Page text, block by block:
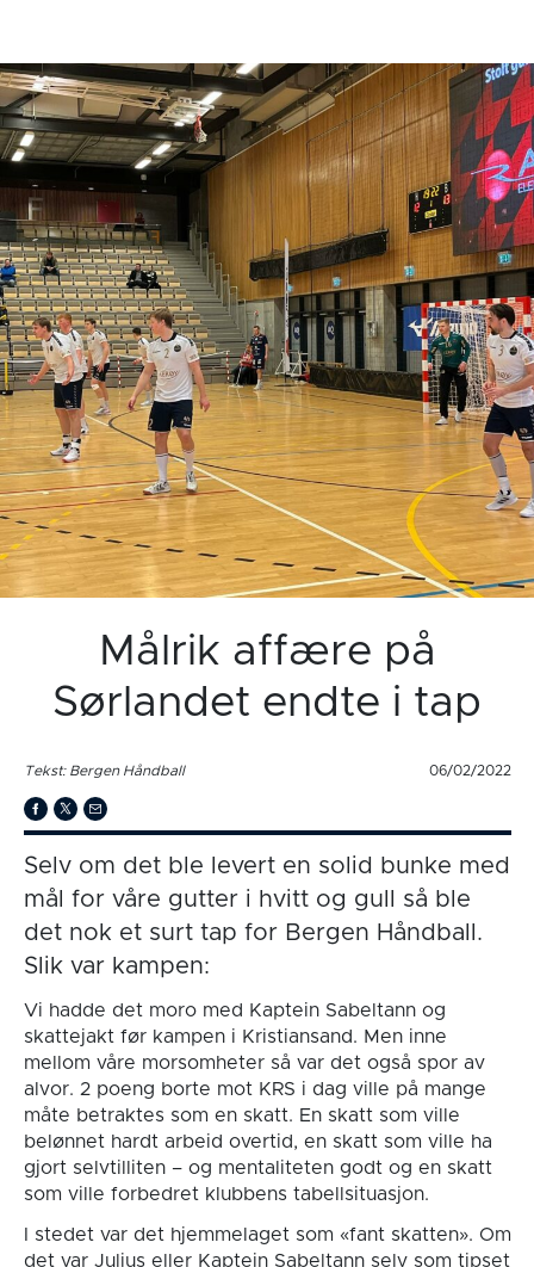
Målrik affære på
Sørlandet endte i tap
Tekst: Bergen Håndball 06/02/2022
Selv om det ble levert en solid bunke med
mål for våre gutter i hvitt og gull så ble
det nok et surt tap for Bergen Håndball.
Slik var kampen:
Vi hadde det moro med Kaptein Sabeltann og
skattejakt før kampen i Kristiansand. Men inne
mellom våre morsomheter så var det også spor av
alvor. 2 poeng borte mot KRS i dag ville på mange
måte betraktes som en skatt. En skatt som ville
belønnet hardt arbeid overtid, en skatt som ville ha
gjort selvtilliten – og mentaliteten godt og en skatt
som ville forbedret klubbens tabellsituasjon.
I stedet var det hjemmelaget som «fant skatten». Om
det var Julius eller Kaptein Sabeltann selv som tipset